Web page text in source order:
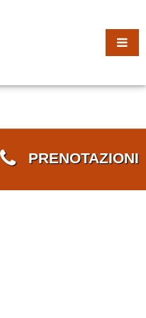
PRENOTAZIONI